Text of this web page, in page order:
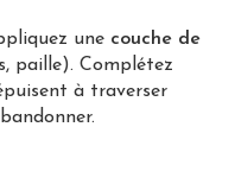
une couche de
paille). Complétez
à traverser